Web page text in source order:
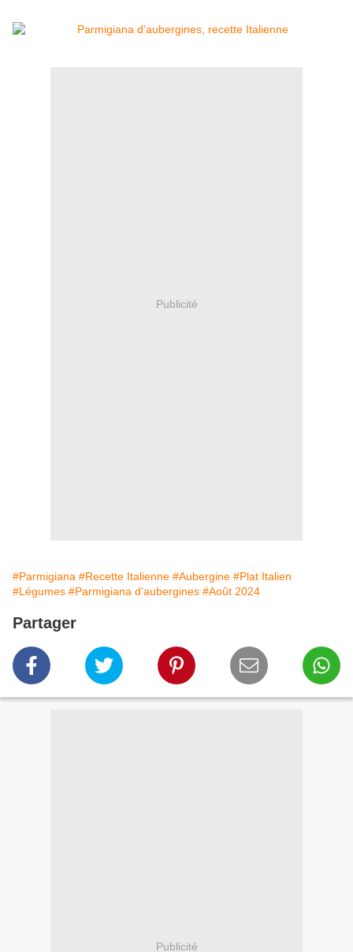
Publicité
#Parmigiana #Recette Italienne #Aubergine #Plat Italien
#Légumes #Parmigiana d'aubergines #Août 2024
Partager
Publicité